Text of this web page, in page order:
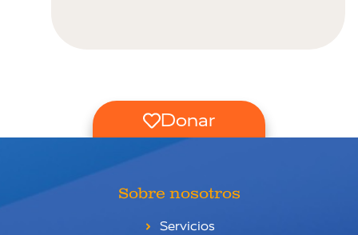
Donar
Sobre nosotros
Servicios